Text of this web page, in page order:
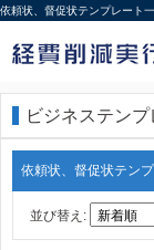
依頼状、督促状テンプレート
ビジネステンプ
依頼状、督促状テン
並び替え: